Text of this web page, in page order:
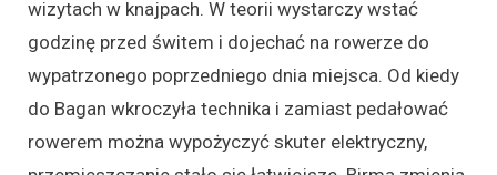
wizytach w knajpach. W teorii wystarczy wstać
godzinę przed świtem i dojechać na rowerze do
wypatrzonego poprzedniego dnia miejsca. Od kiedy
do Bagan wkroczyła technika i zamiast pedałować
rowerem można wypożyczyć skuter elektryczny,